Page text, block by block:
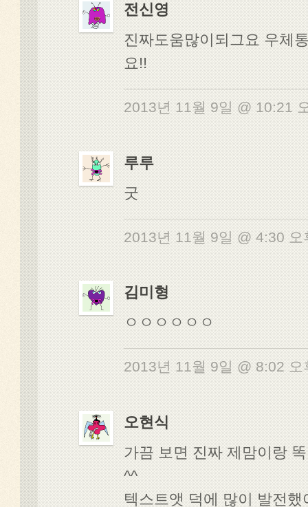
전신영
진짜도움많이되그요 우체
요!!
2013년 11월 9일 @ 10:21
루루
굿
2013년 11월 9일 @ 4:30
김미형
ㅇㅇㅇㅇㅇㅇ
2013년 11월 9일 @ 8:02
오현식
가끔 보면 진짜 제맘이랑
^^
텍스트앳 덕에 많이 발전했